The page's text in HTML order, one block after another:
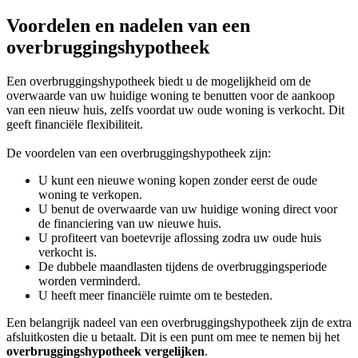
Voordelen en nadelen van een
overbruggingshypotheek
Een overbruggingshypotheek biedt u de mogelijkheid om de
overwaarde van uw huidige woning te benutten voor de aankoop
van een nieuw huis, zelfs voordat uw oude woning is verkocht. Dit
geeft financiële flexibiliteit.
De voordelen van een overbruggingshypotheek zijn:
U kunt een nieuwe woning kopen zonder eerst de oude
woning te verkopen.
U benut de overwaarde van uw huidige woning direct voor
de financiering van uw nieuwe huis.
U profiteert van boetevrije aflossing zodra uw oude huis
verkocht is.
De dubbele maandlasten tijdens de overbruggingsperiode
worden verminderd.
U heeft meer financiële ruimte om te besteden.
Een belangrijk nadeel van een overbruggingshypotheek zijn de extra
afsluitkosten die u betaalt. Dit is een punt om mee te nemen bij het
overbruggingshypotheek vergelijken.